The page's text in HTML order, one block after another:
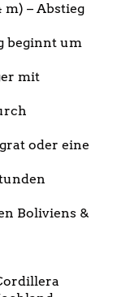
m) – Abstieg
beginnt um
mit
oder eine
Boliviens &